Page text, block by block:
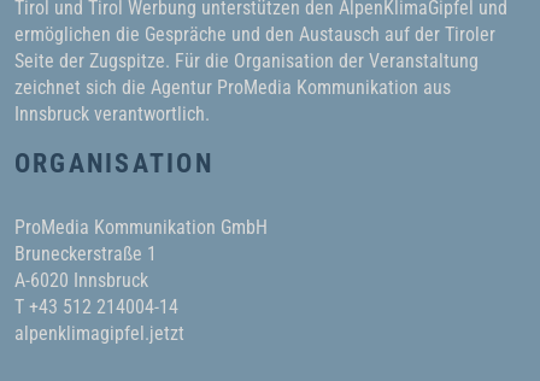
Tirol und Tirol Werbung unterstützen den AlpenKlimaGipfel und
ermöglichen die Gespräche und den Austausch auf der Tiroler
Seite der Zugspitze. Für die Organisation der Veranstaltung
zeichnet sich die Agentur ProMedia Kommunikation aus
Innsbruck verantwortlich.
ORGANISATION
ProMedia Kommunikation GmbH
Bruneckerstraße 1
A-6020 Innsbruck
T +43 512 214004-14
alpenklimagipfel.jetzt